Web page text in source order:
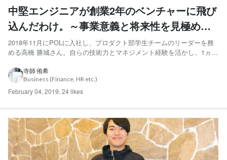
中堅エンジニアが創業2年のベンチャーに飛び
込んだわけ。～事業意義と将来性を見極めた
ポイントとは～
2018年11月にPOLに入社し、プロダクト部学生チームのリーダーを務
める高橋 勝城さん。自らの技術力とマネジメント経験を活かし、1ヵ月
目を見張るようなその行動の源泉には、どんな思いがあるのでしょう
か？高橋さんに、入社の経緯を交えて話を聞きました。 ...
寺師 侑希
Business (Finance, HR etc.)
February 04, 2019, 24 likes